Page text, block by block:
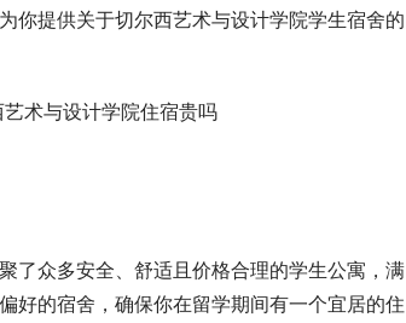
你提供关于切尔西艺术与设计学院学生宿舍的
了众多安全、舒适且价格合理的学生公寓，满
好的宿舍，确保你在留学期间有一个宜居的住